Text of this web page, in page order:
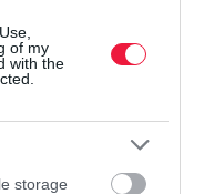
of my
with the
storage